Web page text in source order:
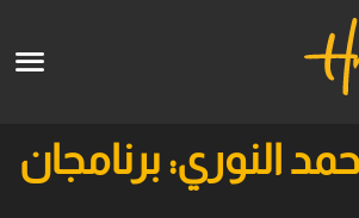
النوري: برنامجان